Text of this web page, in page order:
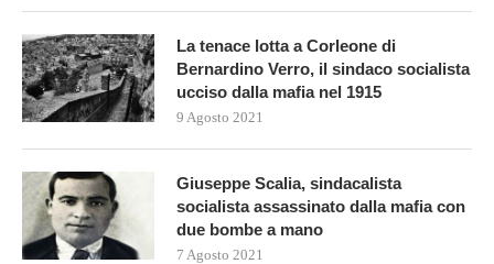
La tenace lotta a Corleone di
Bernardino Verro, il sindaco socialista
ucciso dalla mafia nel 1915
9 Agosto 2021
Giuseppe Scalia, sindacalista
socialista assassinato dalla mafia con
due bombe a mano
7 Agosto 2021